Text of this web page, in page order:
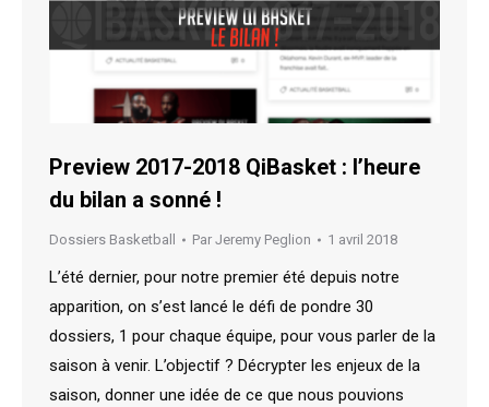
Preview 2017-2018 QiBasket : l’heure
du bilan a sonné !
Dossiers Basketball Par Jeremy Peglion 1 avril 2018
L’été dernier, pour notre premier été depuis notre
apparition, on s’est lancé le défi de pondre 30
dossiers, 1 pour chaque équipe, pour vous parler de la
saison à venir. L’objectif ? Décrypter les enjeux de la
saison, donner une idée de ce que nous pouvions